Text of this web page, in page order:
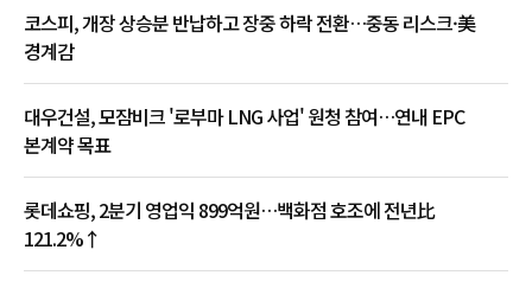
코스피, 개장 상승분 반납하고 장중 하락 전환…중동 리스크·美
경계감
대우건설, 모잠비크 '로부마 LNG 사업' 원청 참여…연내 EPC
본계약 목표
롯데쇼핑, 2분기 영업익 899억원…백화점 호조에 전년比
121.2%↑